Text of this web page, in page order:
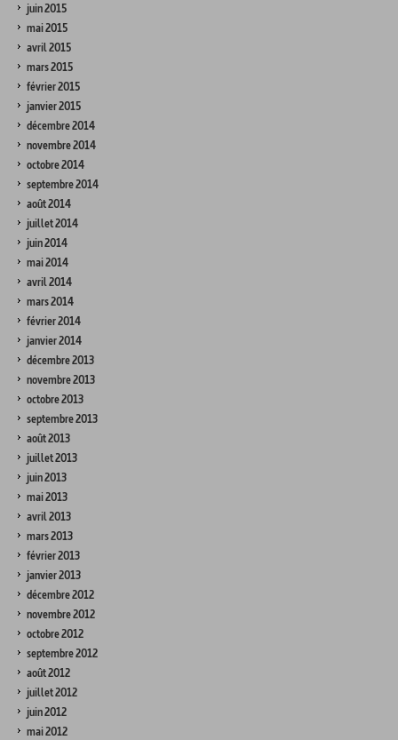
juin 2015
mai 2015
avril 2015
mars 2015
février 2015
janvier 2015
décembre 2014
novembre 2014
octobre 2014
septembre 2014
août 2014
juillet 2014
juin 2014
mai 2014
avril 2014
mars 2014
février 2014
janvier 2014
décembre 2013
novembre 2013
octobre 2013
septembre 2013
août 2013
juillet 2013
juin 2013
mai 2013
avril 2013
mars 2013
février 2013
janvier 2013
décembre 2012
novembre 2012
octobre 2012
septembre 2012
août 2012
juillet 2012
juin 2012
mai 2012